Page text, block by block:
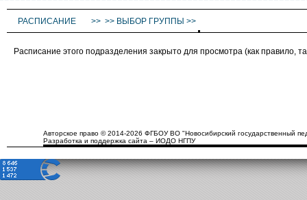
РАСПИСАНИЕ >> >> ВЫБОР ГРУППЫ >>
Расписание этого подразделения закрыто для просмотра (как
Авторское право © 2014-2026 ФГБОУ ВО "Новосибирский государственный
Разработка и поддержка сайта – ИОДО НГПУ